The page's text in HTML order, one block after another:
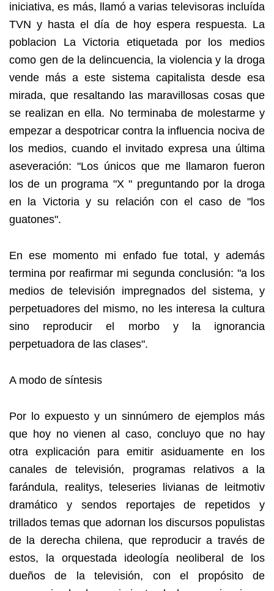
iniciativa, es más, llamó a varias televisoras incluída
TVN y hasta el día de hoy espera respuesta. La
poblacion La Victoria etiquetada por los medios
como gen de la delincuencia, la violencia y la droga
vende más a este sistema capitalista desde esa
mirada, que resaltando las maravillosas cosas que
se realizan en ella. No terminaba de molestarme y
empezar a despotricar contra la influencia nociva de
los medios, cuando el invitado expresa una última
aseveración: "Los únicos que me llamaron fueron
los de un programa "X " preguntando por la droga
en la Victoria y su relación con el caso de "los
guatones".
En ese momento mi enfado fue total, y además
termina por reafirmar mi segunda conclusión: "a los
medios de televisión impregnados del sistema, y
perpetuadores del mismo, no les interesa la cultura
sino reproducir el morbo y la ignorancia
perpetuadora de las clases".
A modo de síntesis
Por lo expuesto y un sinnúmero de ejemplos más
que hoy no vienen al caso, concluyo que no hay
otra explicación para emitir asiduamente en los
canales de televisión, programas relativos a la
farándula, realitys, teleseries livianas de leitmotiv
dramático y sendos reportajes de repetidos y
trillados temas que adornan los discursos populistas
de la derecha chilena, que reproducir a través de
estos, la orquestada ideología neoliberal de los
dueños de la televisión, con el propósito de